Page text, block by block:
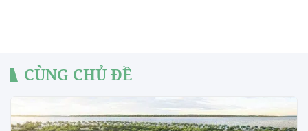
CÙNG CHỦ ĐỀ